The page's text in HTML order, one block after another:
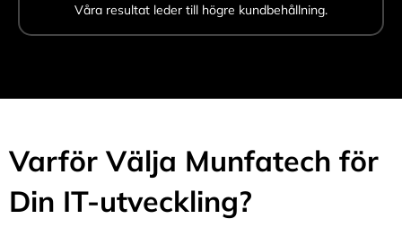
Våra resultat leder till högre kundbehållning.
Varför Välja Munfatech för
Din IT-utveckling?